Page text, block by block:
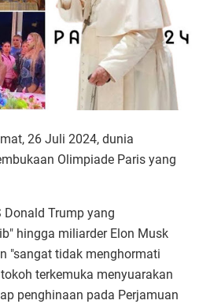
26 Juli 2024, dunia
Olimpiade Paris yang
Donald Trump yang
hingga miliarder Elon Musk
"sangat tidak menghormati
terkemuka menyuarakan
penghinaan pada Perjamuan